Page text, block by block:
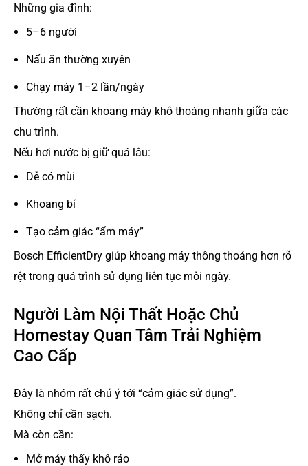
Những gia đình:
5–6 người
Nấu ăn thường xuyên
Chạy máy 1–2 lần/ngày
Thường rất cần khoang máy khô thoáng nhanh giữa các
chu trình.
Nếu hơi nước bị giữ quá lâu:
Dễ có mùi
Khoang bí
Tạo cảm giác “ẩm máy”
Bosch EfficientDry giúp khoang máy thông thoáng hơn rõ
rệt trong quá trình sử dụng liên tục mỗi ngày.
Người Làm Nội Thất Hoặc Chủ
Homestay Quan Tâm Trải Nghiệm
Cao Cấp
Đây là nhóm rất chú ý tới “cảm giác sử dụng”.
Không chỉ cần sạch.
Mà còn cần:
Mở máy thấy khô ráo